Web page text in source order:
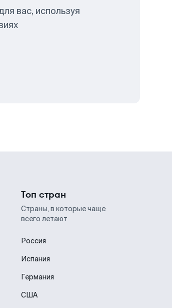
вас, используя
Топ стран
Страны, в которые чаще
всего летают
Россия
Испания
Германия
США